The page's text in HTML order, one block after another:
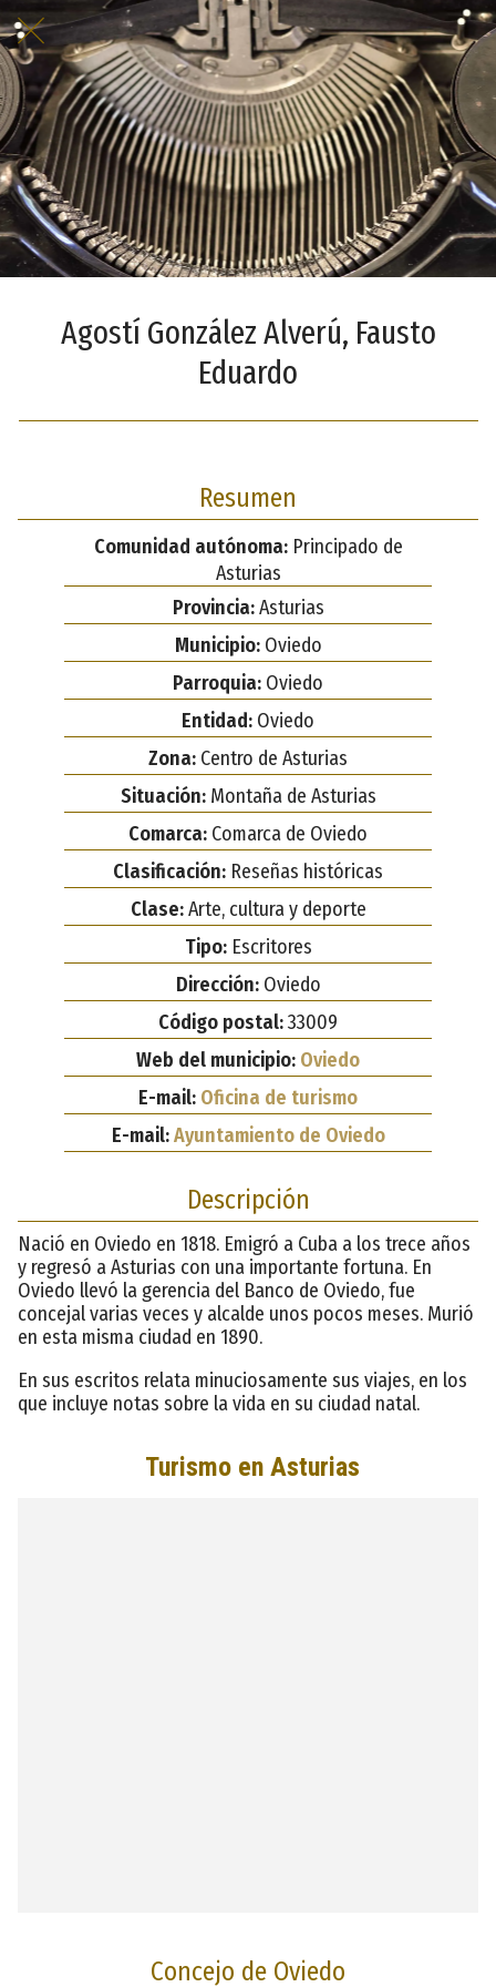
Agostí González Alverú, Fausto
Eduardo
Resumen
Comunidad autónoma:Principado de
Asturias
Provincia:Asturias
Municipio:Oviedo
Parroquia: Oviedo
Entidad: Oviedo
Zona: Centro de Asturias
Situación:Montaña de Asturias
Comarca: Comarca de Oviedo
Clasificación: Reseñas históricas
Clase:Arte, cultura y deporte
Tipo:Escritores
Dirección:Oviedo
Código postal:33009
Web del municipio: Oviedo
E-mail: Oficina de turismo
E-mail:Ayuntamiento de Oviedo
Descripción
Nació en Oviedo en 1818. Emigró a Cuba a los trece años
y regresó a Asturias con una importante fortuna. En
Oviedo llevó la gerencia del Banco de Oviedo, fue
concejal varias veces y alcalde unos pocos meses. Murió
en esta misma ciudad en 1890.
En sus escritos relata minuciosamente sus viajes, en los
que incluye notas sobre la vida en su ciudad natal.
Concejo de Oviedo